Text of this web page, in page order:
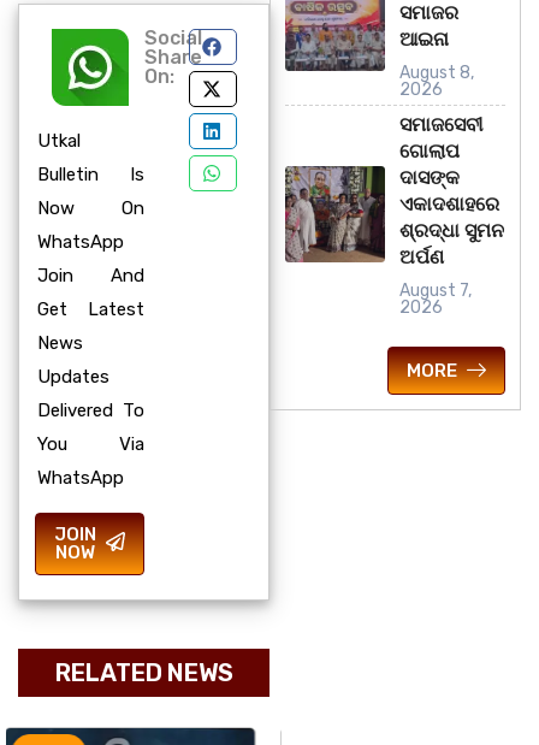
Utkal
Bulletin Is
Now On
WhatsApp
Join And
Get Latest
News
Updates
Delivered To
You Via
WhatsApp
JOIN
NOW
Social
Share
On:
RELATED NEWS
ସମାଜର
ଆଇନା
August 8,
2026
ସମାଜସେବୀ
ଗୋଲାପ
ଦାସଙ୍କ
ଏକାଦଶାହରେ
ଶ୍ରଦ୍ଧା ସୁମନ
ଅର୍ପଣ
August 7,
2026
MORE